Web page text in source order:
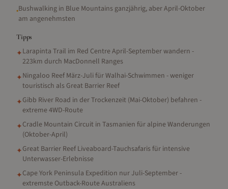
•Bushwalking in Blue Mountains ganzjährig, aber April-Oktober
am angenehmsten
Tipps
✦Larapinta Trail im Red Centre April-September wandern -
223km durch MacDonnell Ranges
✦Ningaloo Reef März-Juli für Walhai-Schwimmen - weniger
touristisch als Great Barrier Reef
✦Gibb River Road in der Trockenzeit (Mai-Oktober) befahren -
extreme 4WD-Route
✦Cradle Mountain Circuit in Tasmanien für alpine Wanderungen
(Oktober-April)
✦Great Barrier Reef Liveaboard-Tauchsafaris für intensive
Unterwasser-Erlebnisse
✦Cape York Peninsula Expedition nur Juli-September -
extremste Outback-Route Australiens